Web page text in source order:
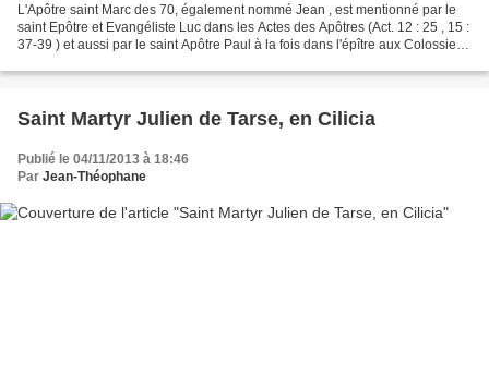
L'Apôtre saint Marc des 70, également nommé Jean , est mentionné par le
saint Epôtre et Evangéliste Luc dans les Actes des Apôtres (Act. 12 : 25 , 15 :
37-39 ) et aussi par le saint Apôtre Paul à la fois dans l'épître aux Colossiens
Saint Martyr Julien de Tarse, en Cilicia
Publié le 04/11/2013 à 18:46
Par Jean-Théophane